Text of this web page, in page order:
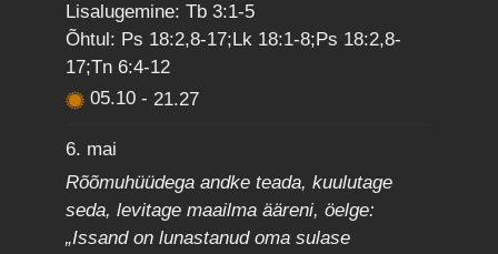
Lisalugemine: Tb 3:1-5
Õhtul: Ps 18:2,8-17;Lk 18:1-8;Ps 18:2,8-
17;Tn 6:4-12
05.10-21.27
6. mai
Rõõmuhüüdega andke teada, kuulutage
seda, levitage maailma ääreni, öelge:
„Issand on lunastanud oma sulase